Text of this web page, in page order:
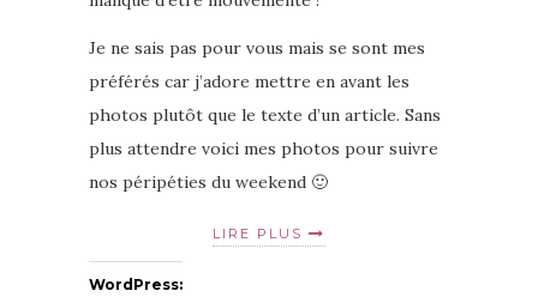
Je ne sais pas pour vous mais se sont mes
préférés car j’adore mettre en avant les
photos plutôt que le texte d’un article. Sans
plus attendre voici mes photos pour suivre
nos péripéties du weekend 🙂
LIRE PLUS
WordPress: